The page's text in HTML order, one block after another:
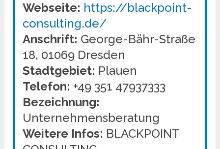
Webseite: https://blackpoint-
consulting.de/
Anschrift: George-Bähr-Straße
18, 01069 Dresden
Stadtgebiet: Plauen
Telefon: +49 351 47937333
Bezeichnung:
Unternehmensberatung
Weitere Infos: BLACKPOINT